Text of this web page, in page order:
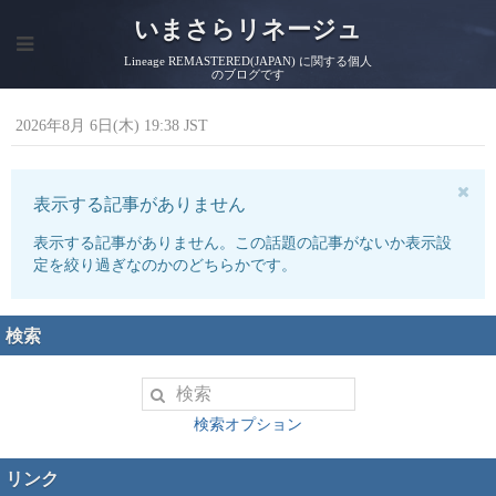
いまさらリネージュ
Lineage REMASTERED(JAPAN) に関する個人
のブログです
2026年8月 6日(木) 19:38 JST
表示する記事がありません
表示する記事がありません。この話題の記事がないか表示設
定を絞り過ぎなのかのどちらかです。
検索
検索オプション
リンク